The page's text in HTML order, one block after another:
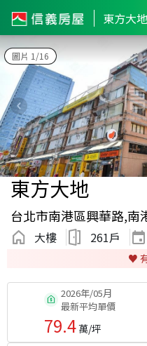
東方大地
圖片 1/16
東方大地
台北市南港區興華路,南
大樓 261戶
♥️
2026年/05月
最新平均單價
79.4萬/坪